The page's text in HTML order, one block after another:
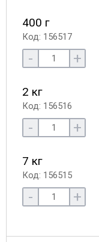
400 г
Код: 156517
- +
2 кг
Код: 156516
- +
7 кг
Код: 156515
- +